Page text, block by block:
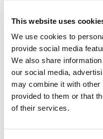
This website uses
We use cookies to
provide social media
We also share
our social media,
may combine it with other
provided to them or that
of their services.
A tisztább műhely